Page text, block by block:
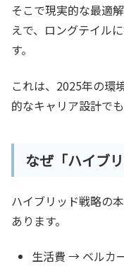
そこで現実的な最適
えで、ロングテイル
す。
これは、2025年の環
的なキャリア設計でも
なぜ「ハイブ
ハイブリッド戦略の本
あります。
生活費 → ベルカ